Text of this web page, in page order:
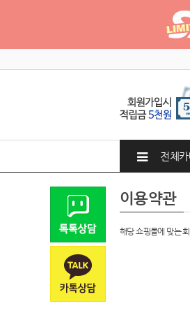
전체카
이용약관
해당 쇼핑몰에 맞는